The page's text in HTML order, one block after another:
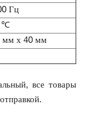
Гц
℃
мм х 40 мм
все товары